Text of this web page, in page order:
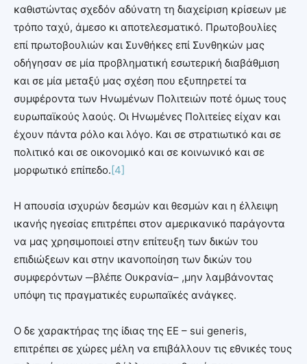
καθιστώντας σχεδόν αδύνατη τη διαχείριση κρίσεων με
τρόπο ταχύ, άμεσο κι αποτελεσματικό. Πρωτοβουλίες
επί πρωτοβουλιών και Συνθήκες επί Συνθηκών μας
οδήγησαν σε μία προβληματική εσωτερική διαβάθμιση
και σε μία μεταξύ μας σχέση που εξυπηρετεί τα
συμφέροντα των Ηνωμένων Πολιτειών ποτέ όμως τους
ευρωπαϊκούς λαούς. Οι Ηνωμένες Πολιτείες είχαν και
έχουν πάντα ρόλο και λόγο. Και σε στρατιωτικό και σε
πολιτικό και σε οικονομικό και σε κοινωνικό και σε
μορφωτικό επίπεδο.[4]
Η απουσία ισχυρών δεσμών και θεσμών και η έλλειψη
ικανής ηγεσίας επιτρέπει στον αμερικανικό παράγοντα
να μας χρησιμοποιεί στην επίτευξη των δικών του
επιδιώξεων και στην ικανοποίηση των δικών του
συμφερόντων ─βλέπε Ουκρανία– ,μην λαμβάνοντας
υπόψη τις πραγματικές ευρωπαϊκές ανάγκες.
Ο δε χαρακτήρας της ίδιας της ΕΕ – sui generis,
επιτρέπει σε χώρες μέλη να επιβάλλουν τις εθνικές τους